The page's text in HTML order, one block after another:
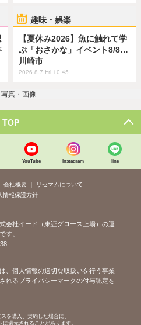
趣味・娯楽
【夏休み2026】魚に触れて学
ぶ「おさかな」イベント8/8…
川崎市
2026.8.7 Fri 10:45
写真・画像
TOP
YouTube Instagram line
会社概要
リセマムについて
情報保護方針
会社イード（東証グロース上場）の運
す。
、個人情報の適切な取扱いを行う事業
れるプライバシーマークの付与認定を
を購入、契約した場合に、
還元されることがあります。